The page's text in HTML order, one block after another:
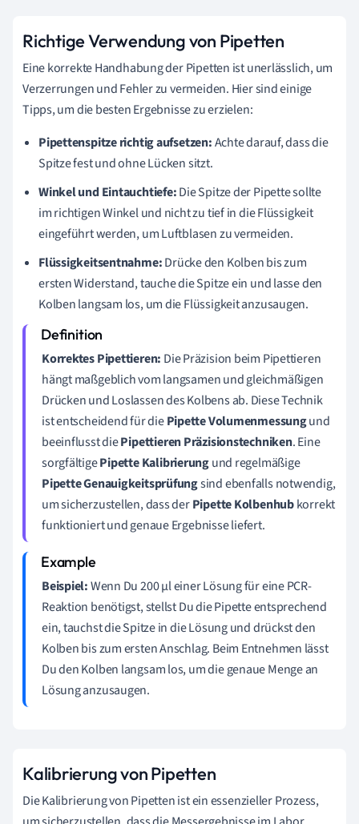
Richtige Verwendung von Pipetten
Eine korrekte Handhabung der Pipetten ist unerlässlich, um
Verzerrungen und Fehler zu vermeiden. Hier sind einige
Tipps, um die besten Ergebnisse zu erzielen:
Pipettenspitze richtig aufsetzen:Achte darauf, dass die
Spitze fest und ohne Lücken sitzt.
Winkel und Eintauchtiefe:Die Spitze der Pipette sollte
im richtigen Winkel und nicht zu tief in die Flüssigkeit
eingeführt werden, um Luftblasen zu vermeiden.
Flüssigkeitsentnahme:Drücke den Kolben bis zum
ersten Widerstand, tauche die Spitze ein und lasse den
Kolben langsam los, um die Flüssigkeit anzusaugen.
Korrektes Pipettieren: Die Präzision beim Pipettieren
hängt maßgeblich vom langsamen und gleichmäßigen
Drücken und Loslassen des Kolbens ab. Diese Technik
ist entscheidend für diePipette Volumenmessungund
beeinflusst diePipettieren Präzisionstechniken. Eine
sorgfältigePipette Kalibrierungund regelmäßige
Pipette Genauigkeitsprüfungsind ebenfalls notwendig,
um sicherzustellen, dass derPipette Kolbenhubkorrekt
funktioniert und genaue Ergebnisse liefert.
Beispiel:Wenn Du 200 µl einer Lösung für eine PCR-
Reaktion benötigst, stellst Du die Pipette entsprechend
ein, tauchst die Spitze in die Lösung und drückst den
Kolben bis zum ersten Anschlag. Beim Entnehmen lässt
Du den Kolben langsam los, um die genaue Menge an
Lösung anzusaugen.
Kalibrierung von Pipetten
Die Kalibrierung von Pipetten ist ein essenzieller Prozess,